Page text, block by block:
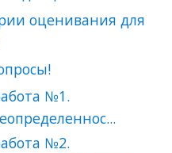
оценивания для
№1.
№2.